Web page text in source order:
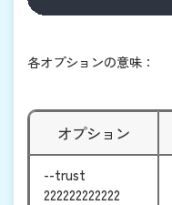
各オプションの意味：
オプション
--trust
222222222222